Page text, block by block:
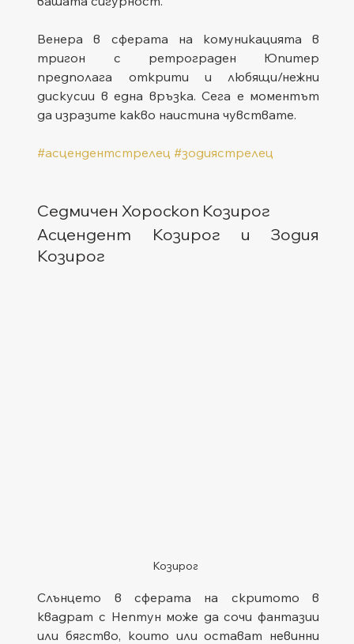
Венера в сферата на комуникацията в
тригон с ретрограден Юпитер
предполага открити и любящи/нежни
дискусии в една връзка. Сега е моментът
да изразите какво наистина чувствате.
#асцендентстрелец #зодиястрелец
Седмичен Хороскоп Козирог
Асцендент Козирог и Зодия
Козирог
Козирог
Слънцето в сферата на скритото в
квадрат с Нептун може да сочи фантазии
или бягство, които или остават невинни